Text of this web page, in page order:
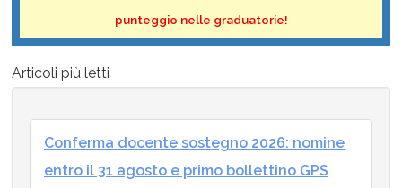
punteggio nelle graduatorie!
Articoli più letti
Conferma docente sostegno 2026: nomine
entro il 31 agosto e primo bollettino GPS